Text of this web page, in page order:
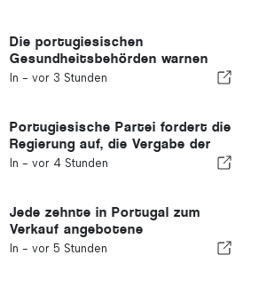
Die portugiesischen
Gesundheitsbehörden warnen
vor den Gefahren des Ertrinkens
In - vor 3 Stunden
Portugiesische Partei fordert die
Regierung auf, die Vergabe der
Fußball-WM 2030 an Marokko
In - vor 4 Stunden
Jede zehnte in Portugal zum
Verkauf angebotene
Wohnimmobilie wird in weniger
In - vor 5 Stunden